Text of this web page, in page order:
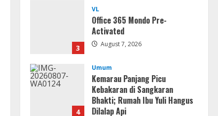
3
VL
Office 365 Mondo Pre-
Activated
August 7, 2026
4
Umum
Kemarau Panjang Picu
Kebakaran di Sangkaran
Bhakti; Rumah Ibu Yuli Hangus
Dilalap Api